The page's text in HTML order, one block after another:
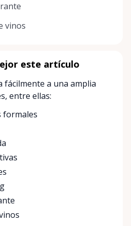
vinos
este artículo
fácilmente a una amplia
entre ellas:
formales